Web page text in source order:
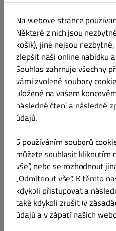
príp. registračný súd a
75745950
príp. identifikačné číslo DPH
z obratu:
VAT: VAT: 8110144724
príp. konateľ:
Zodpovedná osoba podľa § 55
Platforma Európskej komisie
https://ec.europa.eu/
Na webové stránce
Některé z nich jsou
košík), jiné nejsou
zlepšit naši online nabídku
Souhlas zahrnuje všechny
vámi zvolené soubory
uložené na vašem
následné čtení a následné
údajů.
S používáním souborů
můžete souhlasit kliknutím
vše“, nebo se rozhodnout
„Odmítnout vše“. K těmto
kdykoli přistupovat a
také kdykoli zrušit (v
údajů a v zápatí našich